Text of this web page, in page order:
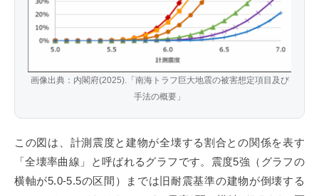
画像出典：内閣府(2025).「南海トラフ巨大地震の被害想定項目及び
手法の概要」
この図は、計測震度と建物が全壊する割合との関係を表す
「全壊率曲線」と呼ばれるグラフです。震度5強（グラフの
横軸が5.0-5.5の区間）までは旧耐震基準の建物が倒壊する